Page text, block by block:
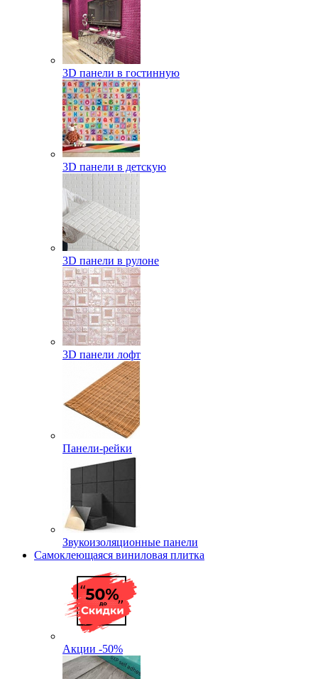
3D панели в гостинную
3D панели в детскую
3D панели в рулоне
3D панели лофт
Панели-рейки
Звукоизоляционные панели
Самоклеющаяся виниловая плитка
Акции -50%